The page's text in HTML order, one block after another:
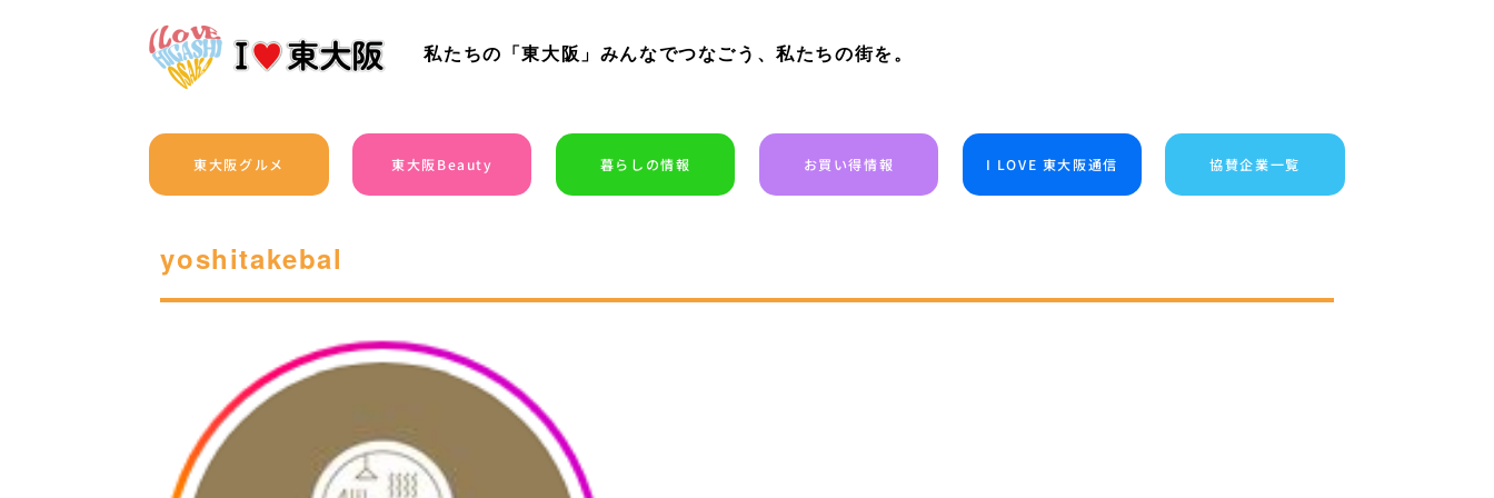
私たちの「東大阪」みんなでつなごう、私たちの街を。
東大阪グルメ 東大阪Beauty 暮らしの情報 お買い得情報 I LOVE 東大阪通信 協賛企業一覧
yoshitakebal